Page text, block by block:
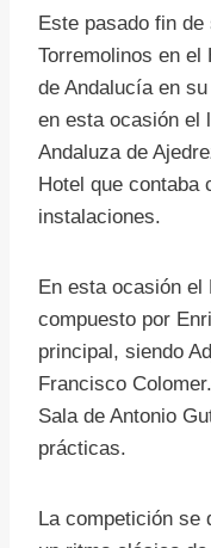
Este pasado fin
Torremolinos en el
de Andalucía en
en esta ocasión el
Andaluza de
Hotel que contaba
instalaciones.
En esta ocasión el
compuesto por
principal, siendo
Francisco
Sala de Antonio
prácticas.
La competición se